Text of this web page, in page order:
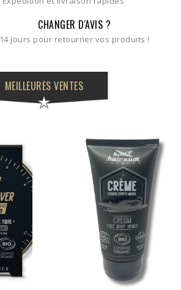
CHANGER D'AVIS ?
14 jours pour retourner vos produits !
MEILLEURES VENTES